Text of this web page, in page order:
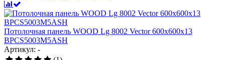
Потолочная панель WOOD Lg 8002 Vector 600x600x13
BPCS5003M5ASH
Артикул: -